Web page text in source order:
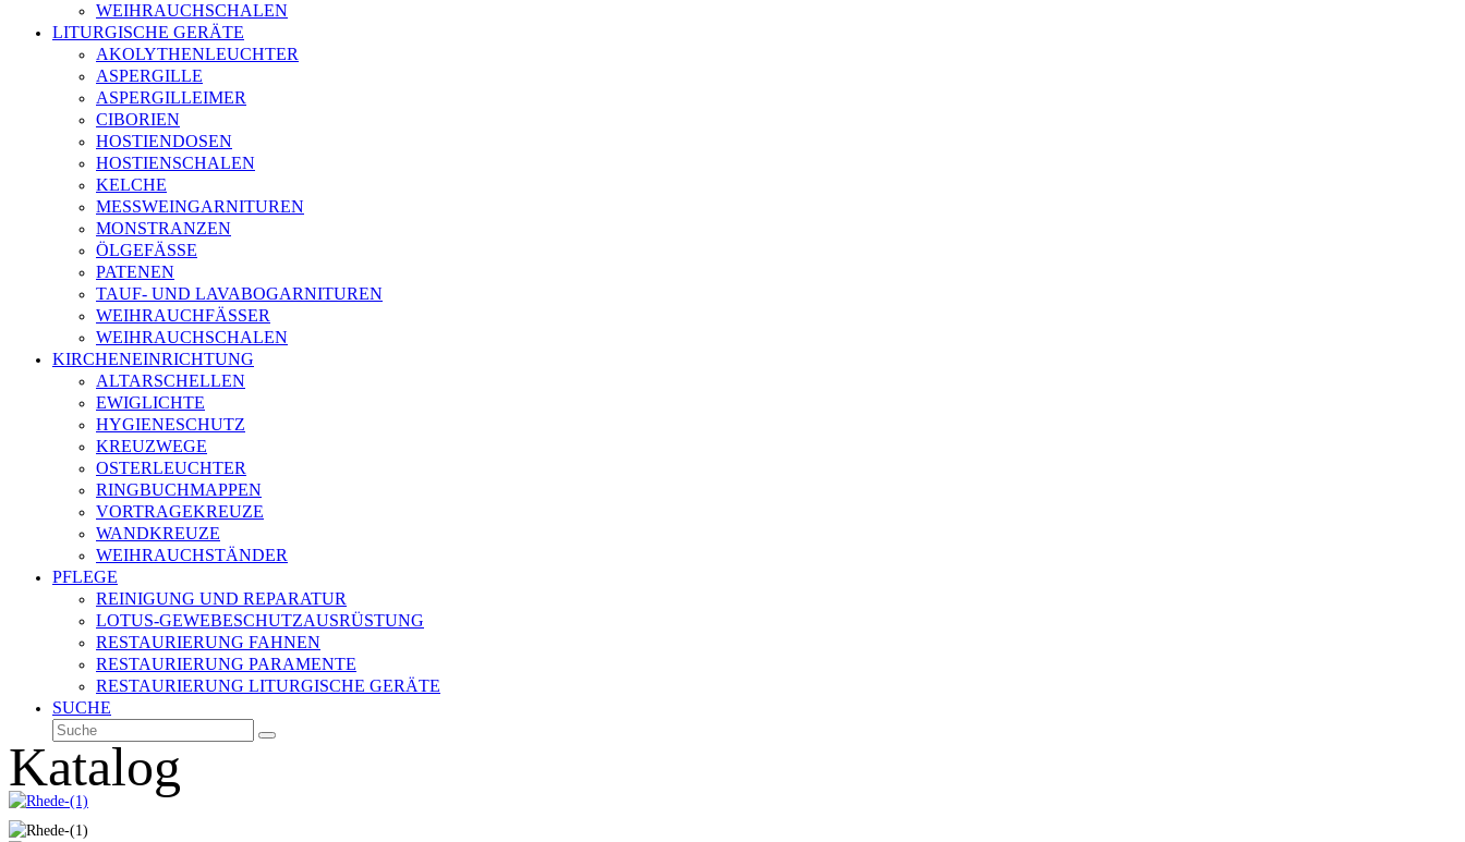
WEIHRAUCHSCHALEN
LITURGISCHE GERÄTE
AKOLYTHENLEUCHTER
ASPERGILLE
ASPERGILLEIMER
CIBORIEN
HOSTIENDOSEN
HOSTIENSCHALEN
KELCHE
MESSWEINGARNITUREN
MONSTRANZEN
ÖLGEFÄSSE
PATENEN
TAUF- UND LAVABOGARNITUREN
WEIHRAUCHFÄSSER
WEIHRAUCHSCHALEN
KIRCHENEINRICHTUNG
ALTARSCHELLEN
EWIGLICHTE
HYGIENESCHUTZ
KREUZWEGE
OSTERLEUCHTER
RINGBUCHMAPPEN
VORTRAGEKREUZE
WANDKREUZE
WEIHRAUCHSTÄNDER
PFLEGE
REINIGUNG UND REPARATUR
LOTUS-GEWEBESCHUTZAUSRÜSTUNG
RESTAURIERUNG FAHNEN
RESTAURIERUNG PARAMENTE
RESTAURIERUNG LITURGISCHE GERÄTE
SUCHE
Suche
Senden
Katalog